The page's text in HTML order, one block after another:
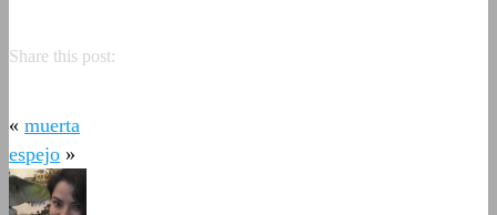
Share this post:
« muerta
espejo »